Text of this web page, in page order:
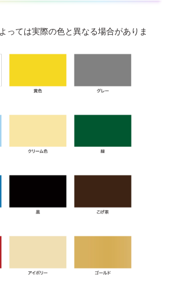
っては実際の色と異なる場合がありま